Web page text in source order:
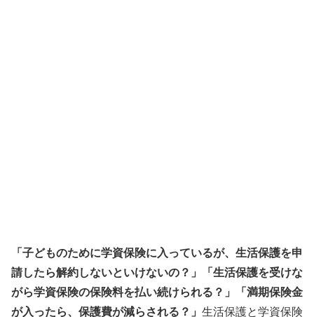
「子どものために学資保険に入っているが、生活保護を申
請したら解約しないといけないの？」「生活保護を受けな
がら学資保険の保険料を払い続けられる？」「満期保険金
が入ったら、保護費が減らされる？」 生活保護と学資保険